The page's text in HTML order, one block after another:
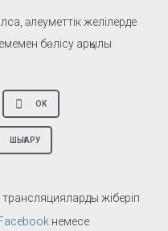
әлеуметтік желілерде
бөлісу арқылы
OK
ШЫҒАРУ
жіберіп
немесе